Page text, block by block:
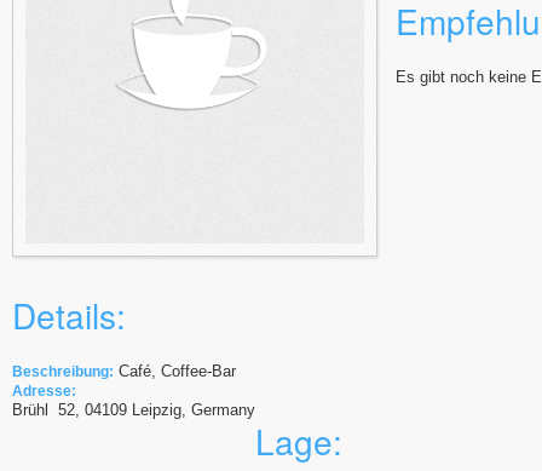
Details:
Beschreibung: Café, Coffee-Bar
Adresse:
Brühl 52, 04109 Leipzig, Germany
Lage:
Es gibt noch keine